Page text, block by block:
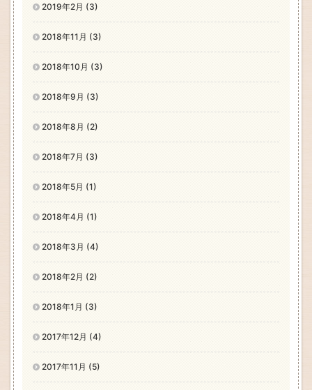
2019年2月 (3)
2018年11月 (3)
2018年10月 (3)
2018年9月 (3)
2018年8月 (2)
2018年7月 (3)
2018年5月 (1)
2018年4月 (1)
2018年3月 (4)
2018年2月 (2)
2018年1月 (3)
2017年12月 (4)
2017年11月 (5)